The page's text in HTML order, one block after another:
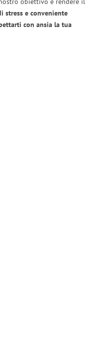
stress e conveniente
con ansia la tua